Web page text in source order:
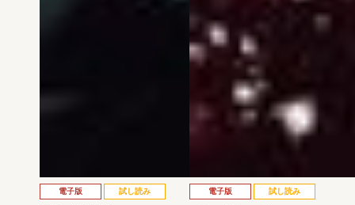
電子版 試し読み 電子版 試し読み